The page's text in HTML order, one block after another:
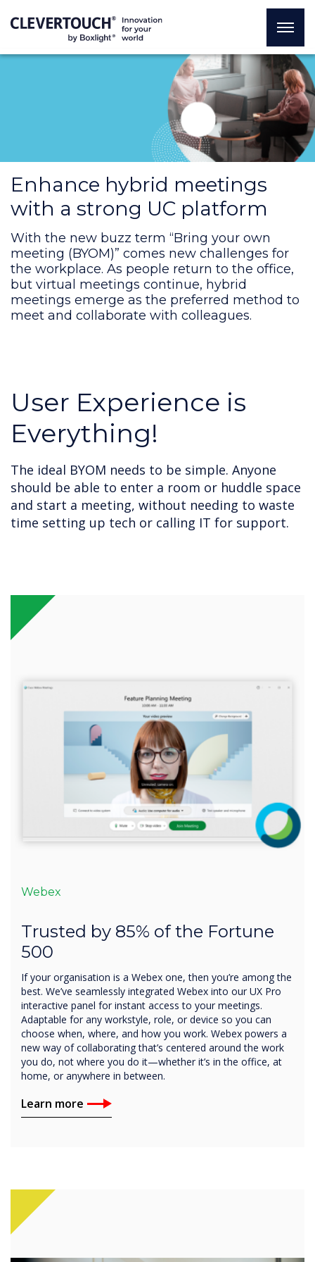
Enhance hybrid meetings
with a strong UC platform
With the new buzz term “Bring your own
meeting (BYOM)” comes new challenges for
the workplace. As people return to the office,
but virtual meetings continue, hybrid
meetings emerge as the preferred method to
meet and collaborate with colleagues.
User Experience is
Everything!
The ideal BYOM needs to be simple. Anyone
should be able to enter a room or huddle space
and start a meeting, without needing to waste
time setting up tech or calling IT for support.
Webex
Trusted by 85% of the Fortune
500
If your organisation is a Webex one, then you’re among the
best. We’ve seamlessly integrated Webex into our UX Pro
interactive panel for instant access to your meetings.
Adaptable for any workstyle, role, or device so you can
choose when, where, and how you work. Webex powers a
new way of collaborating that’s centered around the work
you do, not where you do it—whether it’s in the office, at
home, or anywhere in between.
Learn more